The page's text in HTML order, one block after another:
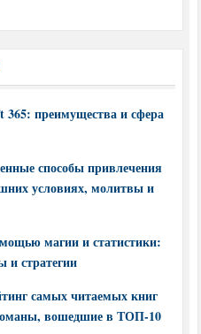
преимущества и сфера
способы привлечения
условиях, молитвы и
магии и статистики:
и стратегии
самых читаемых книг
вошедшие в ТОП-10